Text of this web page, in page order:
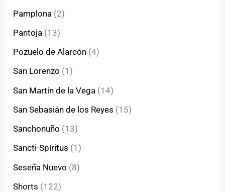
Pamplona (2)
Pantoja (13)
Pozuelo de Alarcón (4)
San Lorenzo (1)
San Martín de la Vega (14)
San Sebasián de los Reyes (15)
Sanchonuño (13)
Sancti-Spíritus (1)
Seseña Nuevo (8)
Shorts (122)